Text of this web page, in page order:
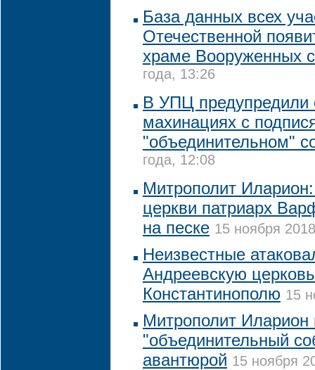
База данных всех
Отечественной
храме Вооруженных
года, 13:26
В УПЦ предупредили
махинациях с
"объединительном"
года, 12:08
Митрополит
церкви патриарх
на песке 15 ноября
Неизвестные
Андреевскую
Константинополю 15
Митрополит Иларион
"объединительный
авантюрой 15 ноября